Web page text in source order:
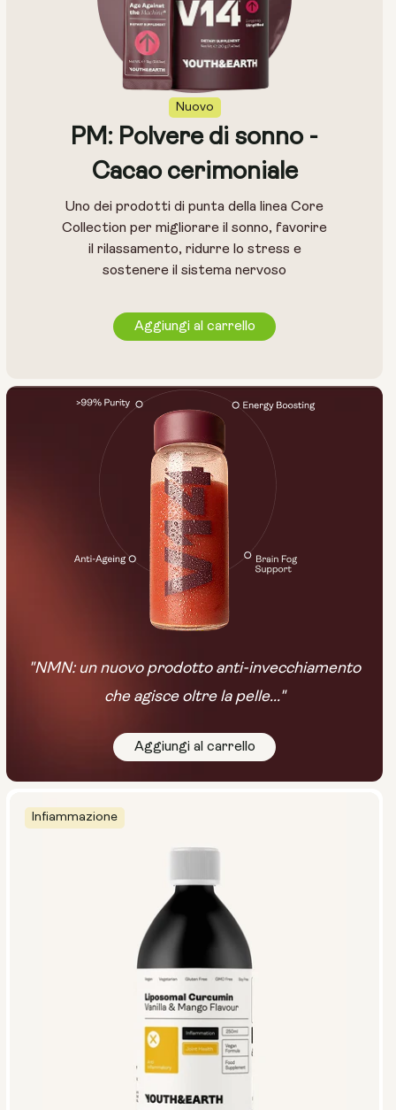
Infiammazione
Nuovo
PM: Polvere di sonno -
Cacao cerimoniale
Uno dei prodotti di punta della linea Core
Collection per migliorare il sonno, favorire
il rilassamento, ridurre lo stress e
sostenere il sistema nervoso
Aggiungi al carrello
"NMN: un nuovo prodotto anti-invecchiamento
che agisce oltre la pelle..."
Aggiungi al carrello